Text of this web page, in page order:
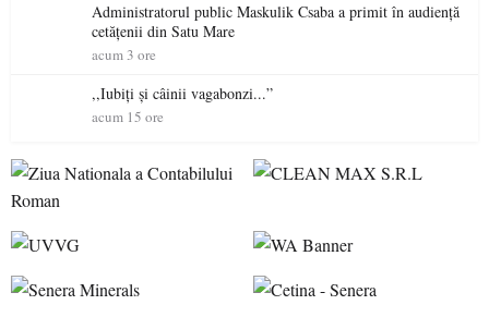
Administratorul public Maskulik Csaba a primit în audiență
cetățenii din Satu Mare
acum 3 ore
,,Iubiți și câinii vagabonzi...”
acum 15 ore